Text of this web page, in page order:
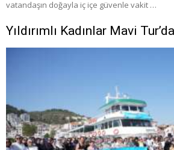
vatandaşın doğayla iç içe güvenle vakit …
Yıldırımlı Kadınlar Mavi